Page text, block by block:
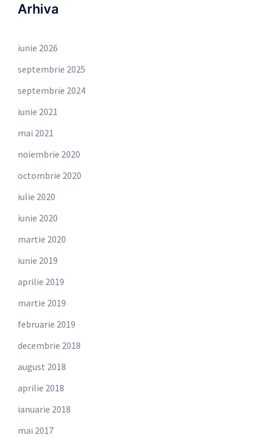
Arhiva
iunie 2026
septembrie 2025
septembrie 2024
iunie 2021
mai 2021
noiembrie 2020
octombrie 2020
iulie 2020
iunie 2020
martie 2020
iunie 2019
aprilie 2019
martie 2019
februarie 2019
decembrie 2018
august 2018
aprilie 2018
ianuarie 2018
mai 2017